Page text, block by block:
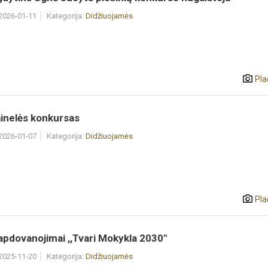
01-11 Kategorija: Didžiuojamės
konkursas
01-07 Kategorija: Didžiuojamės
,,Tvari Mokykla 2030"
11-20 Kategorija: Didžiuojamės